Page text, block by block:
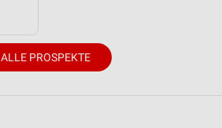
ALLE PROSPEKTE